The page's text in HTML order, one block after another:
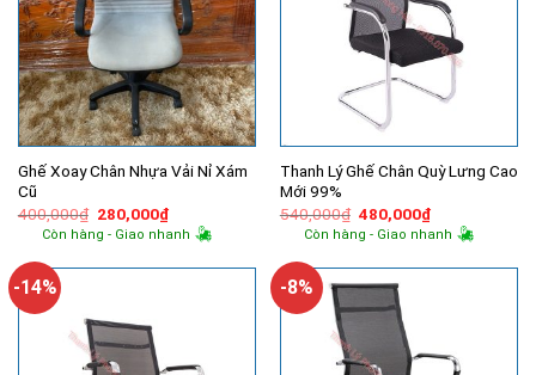
Ghế Xoay Chân Nhựa Vải Nỉ Xám
Cũ
400,000₫ Giá
gốc
là:
280,000₫Giá
hiện
tại
280,000₫.
Còn hàng - Giao nhanh
Thanh Lý Ghế Chân Quỳ Lưng Cao
Mới 99%
540,000₫ Giá
gốc
là:
480,000₫Giá
hiện
tại
480,000₫.
Còn hàng - Giao nhanh
-14% -8%